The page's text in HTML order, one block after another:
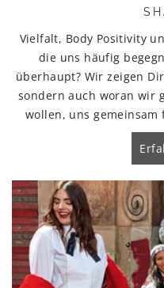
Vielfalt, Body Positivity
die uns häufig
überhaupt? Wir zeigen
sondern auch woran wir
wollen, uns